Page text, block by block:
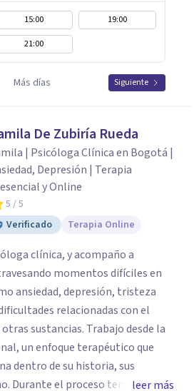
15:00
19:00
21:00
Más días Siguiente
De Zubiría Rueda
| Psicóloga Clínica en Bogotá |
Depresión | Terapia
y Online
5 / 5
Verificado
Terapia Online
clínica, y acompaño a
momentos difíciles en
ansiedad, depresión, tristeza
relacionadas con el
Trabajo desde la
un enfoque terapéutico que
dentro de su historia, sus
Durante el proceso terapéutico
leer más